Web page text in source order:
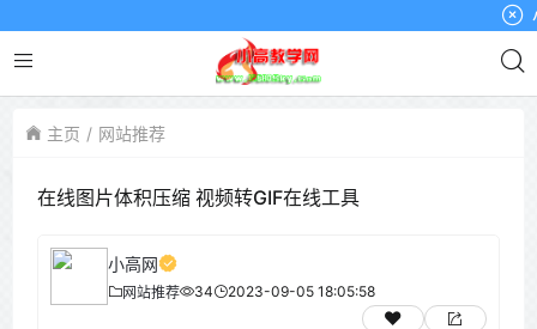
小
主页 网站推荐
在线图片体积压缩 视频转GIF在线工具
小高网
网站推荐 34 2023-09-05 18:05:58